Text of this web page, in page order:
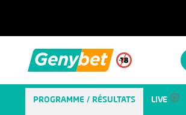
PROGRAMME / RÉSULTATS LIVE